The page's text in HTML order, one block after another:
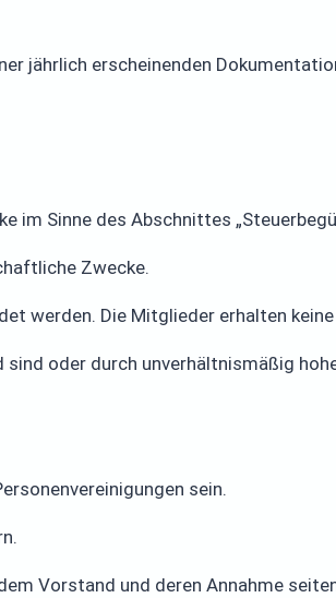
jährlich erscheinenden
Sinne des Abschnittes
Zwecke.
werden. Die Mitglieder erhalten
oder durch unverhältnismäßig
sein.
Vorstand und deren Annahme